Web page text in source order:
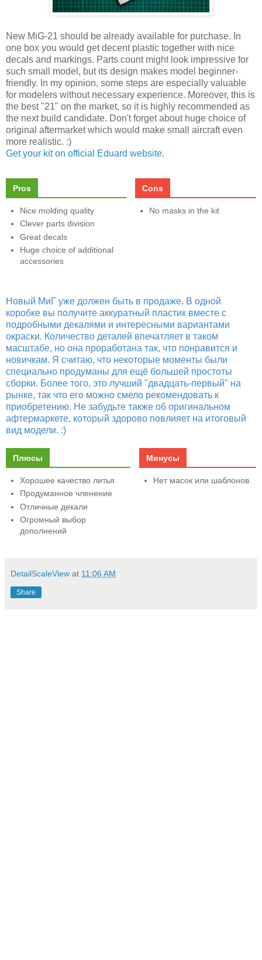
New MiG-21 should be already available for purchase. In
one box you would get decent plastic together with nice
decals and markings. Parts count might look impressive for
such small model, but its design makes model beginner-
friendly. In my opinion, some steps are especially valuable
for modelers without necessary experience. Moreover, this is
the best "21" on the market, so it is highly recommended as
the next build candidate. Don't forget about huge choice of
original aftermarket which would make small aircraft even
more realistic. :)
Get your kit on official Eduard website.
Pros
Nice molding quality
Clever parts division
Great decals
Huge choice of additional
accessories
Cons
No masks in the kit
Новый МиГ уже должен быть в продаже. В одной
коробке вы получите аккуратный пластик вместе с
подробными декалями и интересными вариантами
окраски. Количество деталей впечатляет в таком
масштабе, но она проработана так, что понравится и
новичкам. Я считаю, что некоторые моменты были
специально продуманы для ещё большей простоты
сборки. Более того, это лучший "двадцать-первый" на
рынке, так что его можно смело рекомендовать к
приобретению. Не забудьте также об оригинальном
афтермаркете, который здорово повлияет на итоговый
вид модели. :)
Плюсы
Хорошее качество литья
Продуманное членение
Отличные декали
Огромный выбор
дополнений
Минусы
Нет масок или шаблонов
DetailScaleView at 11:06 AM
Share